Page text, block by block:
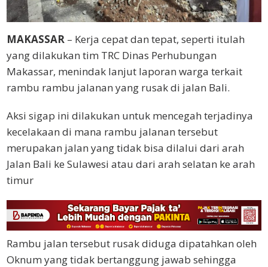
MAKASSAR – Kerja cepat dan tepat, seperti itulah
yang dilakukan tim TRC Dinas Perhubungan
Makassar, menindak lanjut laporan warga terkait
rambu rambu jalanan yang rusak di jalan Bali.
Aksi sigap ini dilakukan untuk mencegah terjadinya
kecelakaan di mana rambu jalanan tersebut
merupakan jalan yang tidak bisa dilalui dari arah
Jalan Bali ke Sulawesi atau dari arah selatan ke arah
timur
Rambu jalan tersebut rusak diduga dipatahkan oleh
Oknum yang tidak bertanggung jawab sehingga